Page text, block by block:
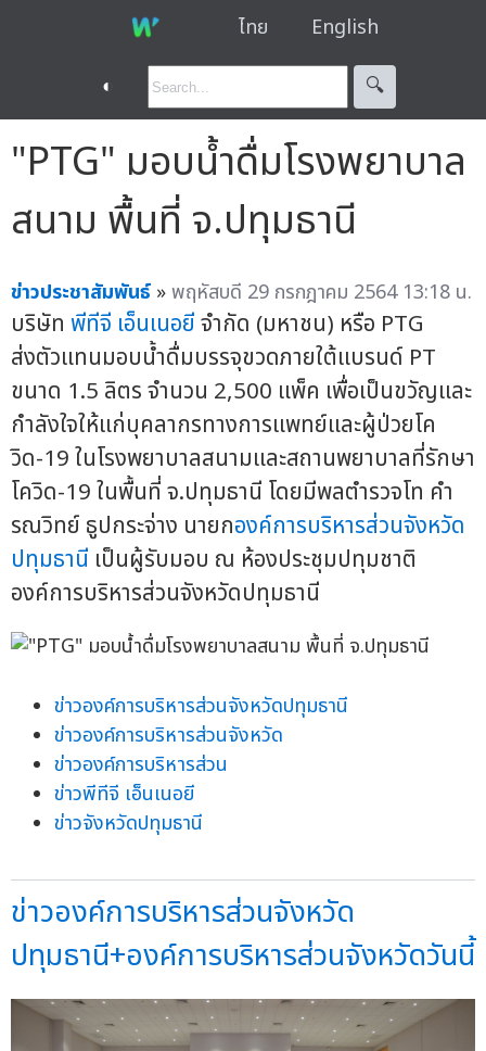
ไทย English
◐ 🔍︎
"PTG" มอบน้ำดื่มโรงพยาบาล
สนาม พื้นที่ จ.ปทุมธานี
ข่าวประชาสัมพันธ์ »พฤหัสบดี 29 กรกฎาคม 2564 13:18 น.
บริษัท พีทีจี เอ็นเนอยีจำกัด (มหาชน) หรือ PTG
ส่งตัวแทนมอบน้ำดื่มบรรจุขวดภายใต้แบรนด์ PT
ขนาด 1.5 ลิตร จำนวน 2,500 แพ็ค เพื่อเป็นขวัญและ
กำลังใจให้แก่บุคลากรทางการแพทย์และผู้ป่วยโค
วิด-19 ในโรงพยาบาลสนามและสถานพยาบาลที่รักษา
โควิด-19 ในพื้นที่ จ.ปทุมธานี โดยมีพลตำรวจโท คำ
รณวิทย์ ธูปกระจ่าง นายกองค์การบริหารส่วนจังหวัด
ปทุมธานี เป็นผู้รับมอบ ณ ห้องประชุมปทุมชาติ
องค์การบริหารส่วนจังหวัดปทุมธานี
ข่าวองค์การบริหารส่วนจังหวัดปทุมธานี
ข่าวองค์การบริหารส่วนจังหวัด
ข่าวองค์การบริหารส่วน
ข่าวพีทีจี เอ็นเนอยี
ข่าวจังหวัดปทุมธานี
ข่าวองค์การบริหารส่วนจังหวัด
ปทุมธานี+องค์การบริหารส่วนจังหวัดวันนี้